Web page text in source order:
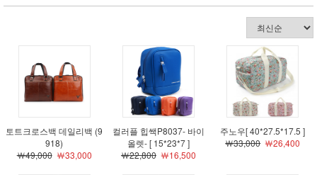
토트크로스백 데일리백 (9
918)
￦49,000￦33,000
컬러플 힙쌕P8037- 바이
올렛- [ 15*23*7 ]
￦22,800￦16,500
주노우[ 40*27.5*17.5 ]
￦33,000￦26,400